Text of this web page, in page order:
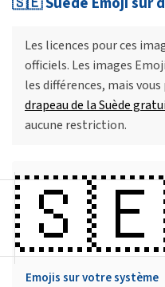
Les licences pour ces
officiels. Les images
les différences, mais vous
drapeau de la Suède
aucune restriction.
Emojis sur votre système